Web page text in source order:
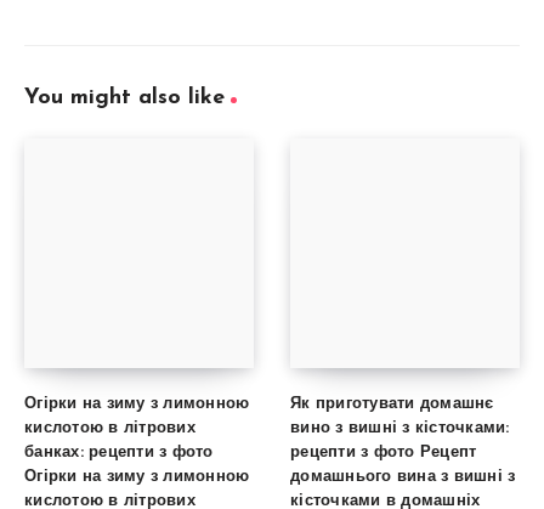
You might also like
Огірки на зиму з лимонною
кислотою в літрових
банках: рецепти з фото
Огірки на зиму з лимонною
кислотою в літрових
Як приготувати домашнє
вино з вишні з кісточками:
рецепти з фото Рецепт
домашнього вина з вишні з
кісточками в домашніх